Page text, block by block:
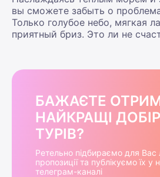
вы сможете забыть о
Только голубое небо, мягкая
приятный бриз. Это ли не
БАЖАЄТЕ
НАЙКРАЩІ
ТУРІВ?
Ретельно підбираємо для Вас
пропозиції та публікуємо їх у
телеграм-каналі